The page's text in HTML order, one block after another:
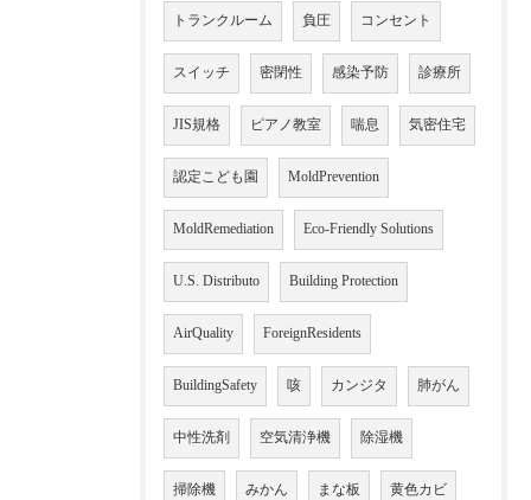
トランクルーム 負圧 コンセント
スイッチ 密閉性 感染予防 診療所
JIS規格 ピアノ教室 喘息 気密住宅
認定こども園 MoldPrevention
MoldRemediation Eco-Friendly Solutions
U.S. Distributo Building Protection
AirQuality ForeignResidents
BuildingSafety 咳 カンジタ 肺がん
中性洗剤 空気清浄機 除湿機
掃除機 みかん まな板 黄色カビ